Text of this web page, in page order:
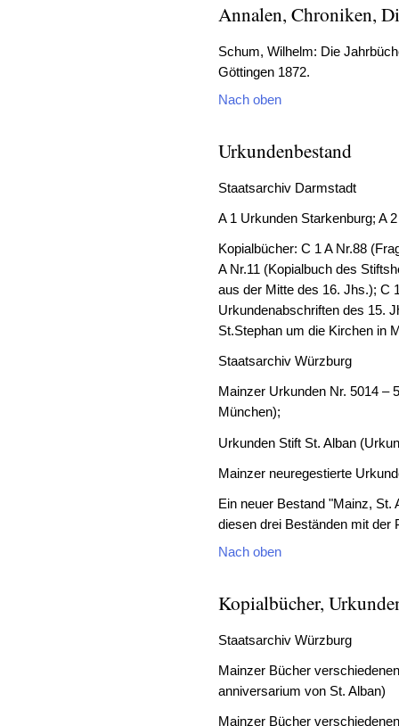
Annalen, Chroniken,
Schum, Wilhelm: Die
Göttingen 1872.
Nach oben
Urkundenbestand
Staatsarchiv Darmstadt
A 1 Urkunden Starkenburg; A
Kopialbücher: C 1 A Nr.88
A Nr.11 (Kopialbuch des
aus der Mitte des 16. Jhs.); C
Urkundenabschriften des 15.
St.Stephan um die Kirchen in
Staatsarchiv Würzburg
Mainzer Urkunden Nr. 5014 –
München);
Urkunden Stift St. Alban
Mainzer neuregestierte
Ein neuer Bestand "Mainz, St.
diesen drei Beständen mit der
Nach oben
Kopialbücher,
Staatsarchiv Würzburg
Mainzer Bücher
anniversarium von St. Alban)
Mainzer Bücher